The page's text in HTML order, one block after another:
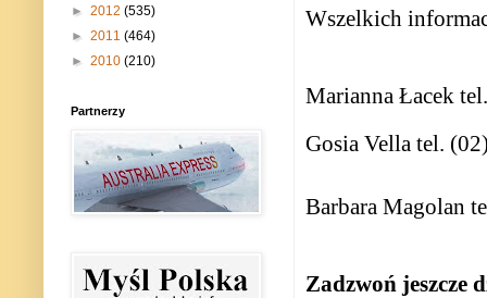
Wszelkich
Marianna Łacek
Gosia Vella tel.
Barbara Magolan
Zadzwoń jeszcze
► 2012 (535)
► 2011 (464)
► 2010 (210)
Partnerzy